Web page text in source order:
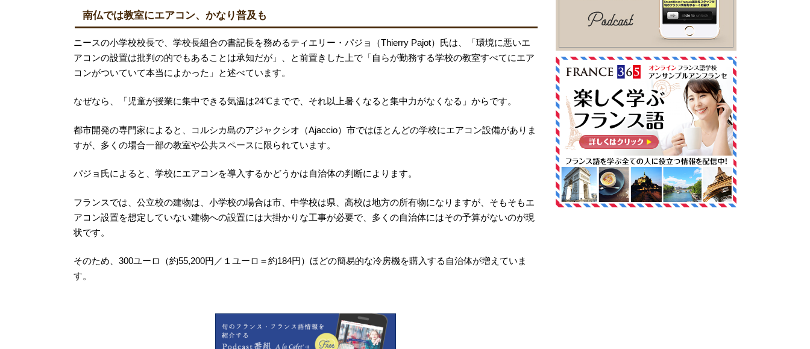
南仏では教室にエアコン、かなり普及も
ニースの小学校校長で、学校長組合の書記長を務めるティエリー・パジョ（Thierry Pajot）氏は、「環境に悪いエ
アコンの設置は批判の的でもあることは承知だが」、と前置きした上で「自らが勤務する学校の教室すべてにエア
コンがついていて本当によかった」と述べています。
なぜなら、「児童が授業に集中できる気温は24℃までで、それ以上暑くなると集中力がなくなる」からです。
都市開発の専門家によると、コルシカ島のアジャクシオ（Ajaccio）市ではほとんどの学校にエアコン設備がありま
すが、多くの場合一部の教室や公共スペースに限られています。
パジョ氏によると、学校にエアコンを導入するかどうかは自治体の判断によります。
フランスでは、公立校の建物は、小学校の場合は市、中学校は県、高校は地方の所有物になりますが、そもそもエ
アコン設置を想定していない建物への設置には大掛かりな工事が必要で、多くの自治体にはその予算がないのが現
状です。
そのため、300ユーロ（約55,200円／１ユーロ＝約184円）ほどの簡易的な冷房機を購入する自治体が増えていま
す。